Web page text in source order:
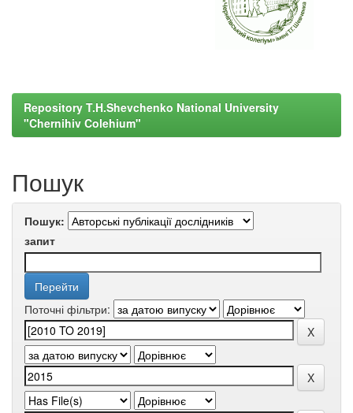
Repository T.H.Shevchenko National University
"Chernihiv Colehium"
Пошук
Пошук:
запит
Поточні фільтри: